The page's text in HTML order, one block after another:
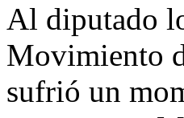
Al diputado
Movimiento
sufrió un